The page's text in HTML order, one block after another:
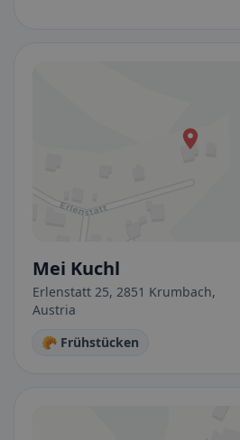
Mei Kuchl
Erlenstatt 25, 2851 Krumbach,
Austria
🥐 Frühstücken